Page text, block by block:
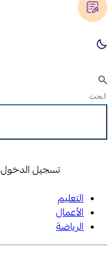
تسجيل الدخول
التعليم
الأعمال
الرياضة